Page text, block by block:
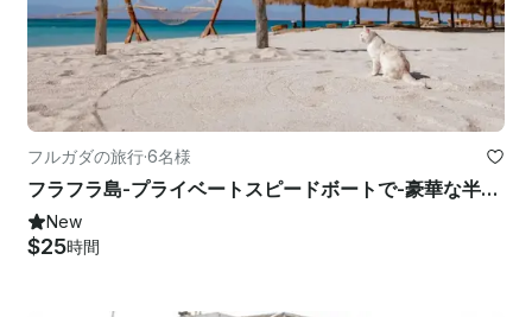
フルガダの旅行·6名様
フラフラ島-プライベートスピードボートで-豪華な半日アドベンチャー旅行
New
$25時間